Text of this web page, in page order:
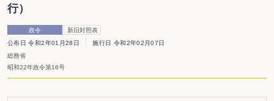
行）
政令
新旧対照表
公布日 令和2年01月28日
施行日 令和2年02月07日
総務省
昭和22年政令第16号